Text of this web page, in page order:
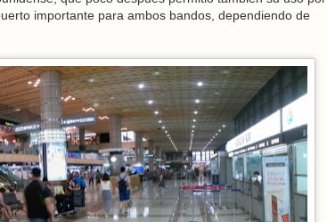
importante para ambos bandos, dependiendo de